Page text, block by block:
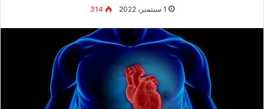
1 سبتمبر، 2022 314